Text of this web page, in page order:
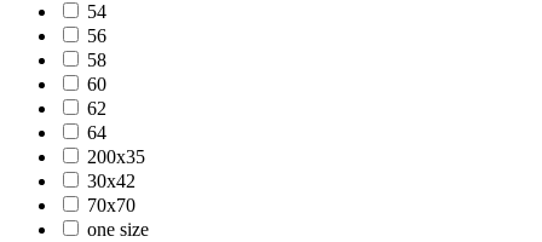
54
56
58
60
62
64
200x35
30х42
70х70
one size